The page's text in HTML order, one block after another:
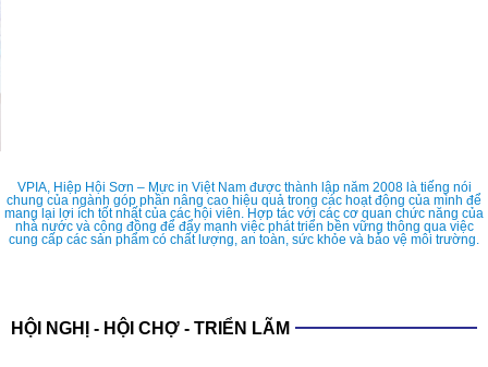
VPIA, Hiệp Hội Sơn – Mực in Việt Nam được thành lập năm 2008 là tiếng nói
chung của ngành góp phần nâng cao hiệu quả trong các hoạt động của mình để
mang lại lợi ích tốt nhất của các hội viên. Hợp tác với các cơ quan chức năng của
nhà nước và cộng đồng để đẩy mạnh việc phát triển bền vững thông qua việc
cung cấp các sản phẩm có chất lượng, an toàn, sức khỏe và bảo vệ môi trường.
HỘI NGHỊ - HỘI CHỢ - TRIỂN LÃM